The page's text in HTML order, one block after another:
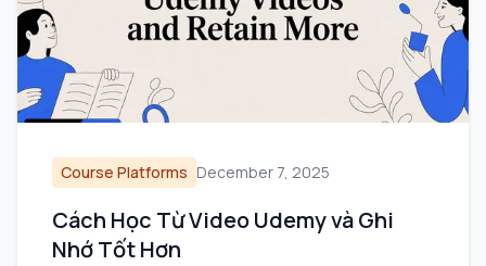
Course Platforms December 7, 2025
Cách Học Từ Video Udemy và Ghi
Nhớ Tốt Hơn